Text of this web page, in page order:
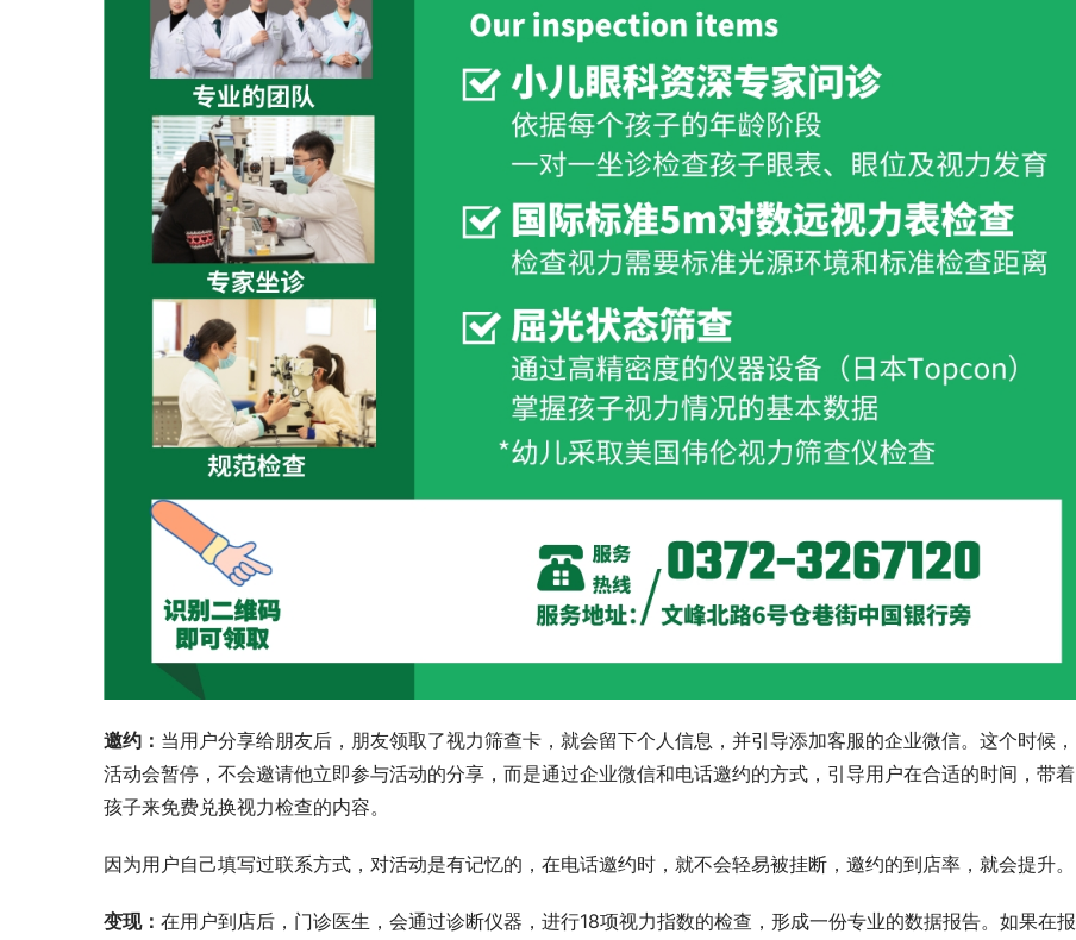
邀约： 当用户分享给朋友后，朋友领取了视力筛查卡，就会留下个人信息，并引导添加客服的企业微信。这个时候，
活动会暂停，不会邀请他立即参与活动的分享，而是通过企业微信和电话邀约的方式，引导用户在合适的时间，带着
孩子来免费兑换视力检查的内容。
因为用户自己填写过联系方式，对活动是有记忆的，在电话邀约时，就不会轻易被挂断，邀约的到店率，就会提升。
变现： 在用户到店后，门诊医生，会通过诊断仪器，进行18项视力指数的检查，形成一份专业的数据报告。如果在报